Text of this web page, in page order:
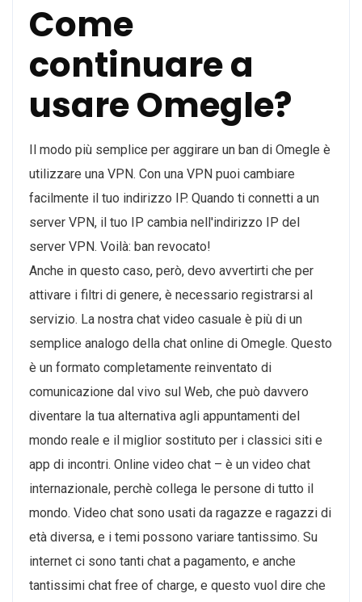
Come
continuare a
usare Omegle?
Il modo più semplice per aggirare un ban di Omegle è
utilizzare una VPN. Con una VPN puoi cambiare
facilmente il tuo indirizzo IP. Quando ti connetti a un
server VPN, il tuo IP cambia nell'indirizzo IP del
server VPN. Voilà: ban revocato!
Anche in questo caso, però, devo avvertirti che per
attivare i filtri di genere, è necessario registrarsi al
servizio. La nostra chat video casuale è più di un
semplice analogo della chat online di Omegle. Questo
è un formato completamente reinventato di
comunicazione dal vivo sul Web, che può davvero
diventare la tua alternativa agli appuntamenti del
mondo reale e il miglior sostituto per i classici siti e
app di incontri. Online video chat – è un video chat
internazionale, perchè collega le persone di tutto il
mondo. Video chat sono usati da ragazze e ragazzi di
età diversa, e i temi possono variare tantissimo. Su
internet ci sono tanti chat a pagamento, e anche
tantissimi chat free of charge, e questo vuol dire che